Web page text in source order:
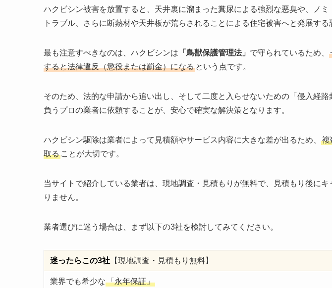
ハクビシン被害を放置すると、天井裏に溜まった糞尿による強烈な悪臭や、ノ
トラブル、さらに断熱材や天井板が荒らされることによる住宅被害へと発展する
最も注意すべきなのは、ハクビシンは 「鳥獣保護管理法」 で守られているため、
すると法律違反（懲役または罰金）になる という点です。
そのため、法的な申請から追い出し、そして二度と入らせないための「侵入経
負うプロの業者に依頼することが、安心で確実な解決策となります。
ハクビシン駆除は業者によって見積額やサービス内容に大きな差が出るため、
複
取る ことが大切です。
当サイトで紹介している業者は、現地調査・見積もりが無料で、見積もり後に
りません。
業者選びに迷う場合は、まず以下の3社を検討してみてください。
迷ったらこの3社 【現地調査・見積もり無料】
業界でも希少な「永年保証」